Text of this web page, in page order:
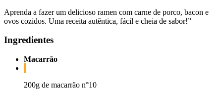
Aprenda a fazer um delicioso ramen com carne de porco, bacon e
ovos cozidos. Uma receita autêntica, fácil e cheia de sabor!”
Ingredientes
Macarrão
200g de macarrão n°10